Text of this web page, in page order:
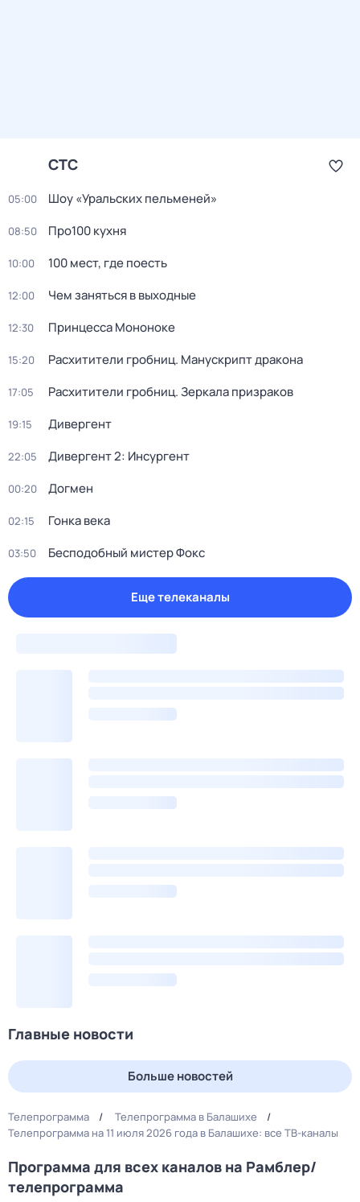
СТС
05:00 Шоу «Уральских пельменей»
08:50 Про100 кухня
10:00 100 мест, где поесть
12:00 Чем заняться в выходные
12:30 Принцeссa Мононоке
15:20 Расхитители гробниц. Манускрипт дракона
17:05 Расхитители гробниц. Зеркала призраков
19:15 Дивергент
22:05 Дивергент 2: Инсургент
00:20 Догмен
02:15 Гонка века
03:50 Бесподобный мистер Фокс
Еще телеканалы
Главные новости
Больше новостей
Телепрограмма
Телепрограмма в Балашихе
Телепрограмма на 11 июля 2026 года в Балашихе: все ТВ-каналы
Программа для всех каналов на Рамблер/
телепрограмма